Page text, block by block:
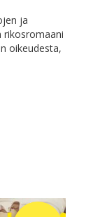
ja
rikosromaani
oikeudesta,